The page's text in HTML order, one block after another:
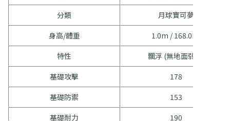
分類
月球寶可夢
身高/體重
1.0m / 168.0kg
特性
飄浮 (無地面弱點)
基礎攻擊
178
基礎防禦
153
基礎耐力
190